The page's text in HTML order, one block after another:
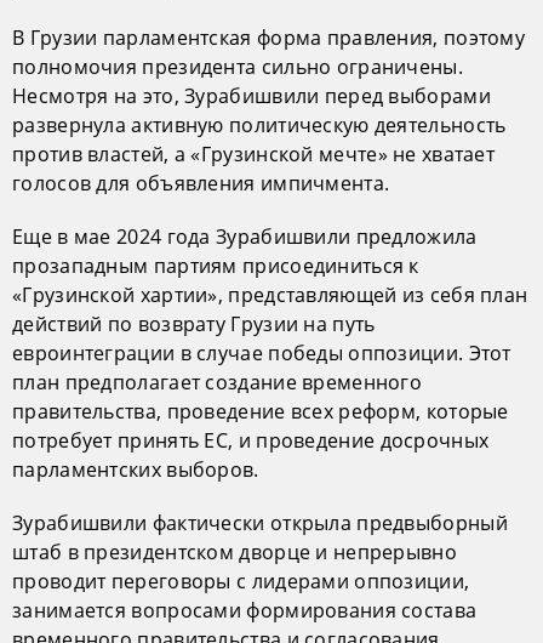
В Грузии парламентская форма правления, поэтому
полномочия президента сильно ограничены.
Несмотря на это, Зурабишвили перед выборами
развернула активную политическую деятельность
против властей, а «Грузинской мечте» не хватает
голосов для объявления импичмента.
Еще в мае 2024 года Зурабишвили предложила
прозападным партиям присоединиться к
«Грузинской хартии», представляющей из себя план
действий по возврату Грузии на путь
евроинтеграции в случае победы оппозиции. Этот
план предполагает создание временного
правительства, проведение всех реформ, которые
потребует принять ЕС, и проведение досрочных
парламентских выборов.
Зурабишвили фактически открыла предвыборный
штаб в президентском дворце и непрерывно
проводит переговоры с лидерами оппозиции,
занимается вопросами формирования состава